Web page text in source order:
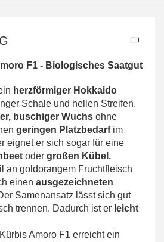
F1 - Biologisches Saatgut
herzförmiger Hokkaido
Schale und hellen Streifen.
buschiger Wuchs ohne
geringen Platzbedarfim
eignet er sich sogar für eine
oder großen Kübel.
an goldorangem Fruchtfleisch
einen ausgezeichneten
Samenansatz lässt sich gut
trennen. Dadurch ist er leicht
Amoro F1 erreicht ein